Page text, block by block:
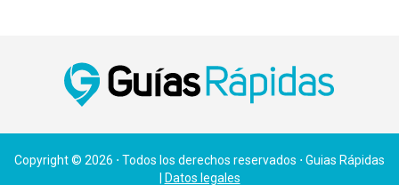
Copyright © 2026 ⋅ Todos los derechos reservados ⋅ Guias Rápidas
Datos legales